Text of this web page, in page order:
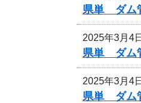
県単 ダム
2025年3月4
県単 ダム
2025年3月4
県単 ダム